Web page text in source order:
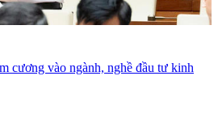
cương vào ngành, nghề đầu tư kinh